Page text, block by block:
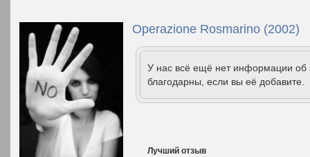
Operazione Rosmarino (2002)
У нас всё ещё нет информации
благодарны, если вы её добавите.
Лучший отзыв